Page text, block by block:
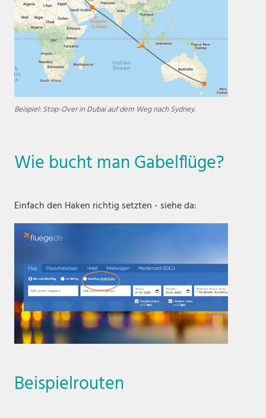
Beispiel: Stop-Over in Dubai auf dem Weg nach Sydney.
Wie bucht man Gabelflüge?
Einfach den Haken richtig setzten - siehe da:
Beispielrouten